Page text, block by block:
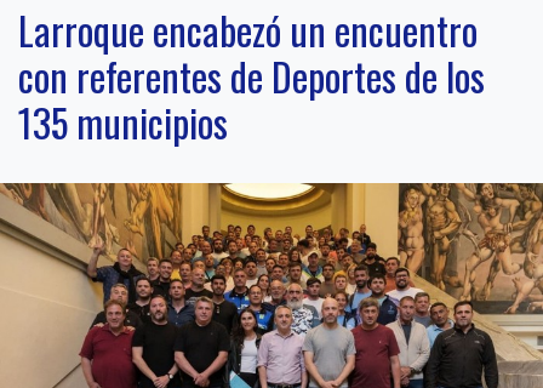
Larroque encabezó un encuentro
con referentes de Deportes de los
135 municipios